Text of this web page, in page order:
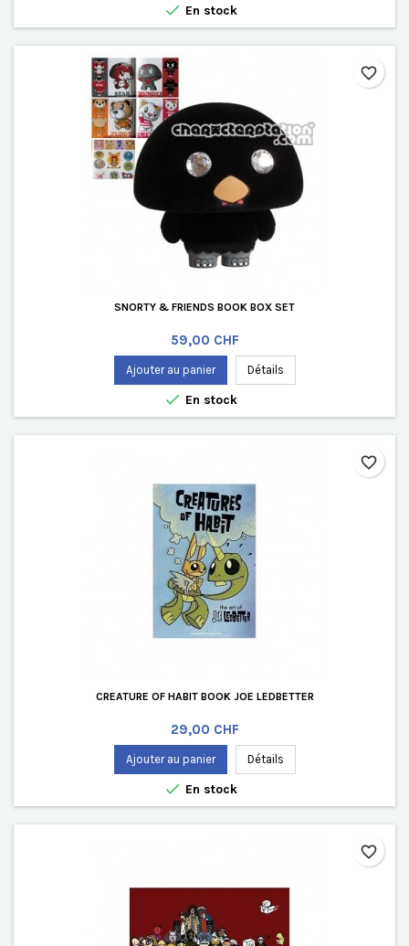
 En stock
SNORTY & FRIENDS BOOK BOX SET
Prix
59,00 CHF
Ajouter au panier Détails
 En stock
favorite_border
CREATURE OF HABIT BOOK JOE LEDBETTER
Prix
29,00 CHF
Ajouter au panier Détails
 En stock
favorite_border
favorite_border